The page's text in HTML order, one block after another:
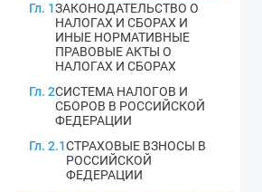
Гл. 1ЗАКОНОДАТЕЛЬСТВО О
НАЛОГАХ И СБОРАХ И
ИНЫЕ НОРМАТИВНЫЕ
ПРАВОВЫЕ АКТЫ О
НАЛОГАХ И СБОРАХ
Гл. 2СИСТЕМА НАЛОГОВ И
СБОРОВ В РОССИЙСКОЙ
ФЕДЕРАЦИИ
Гл. 2.1СТРАХОВЫЕ ВЗНОСЫ В
РОССИЙСКОЙ
ФЕДЕРАЦИИ